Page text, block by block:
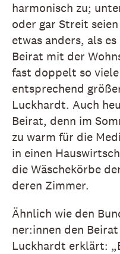
harmonisch zu;
oder gar Streit
etwas anders, als
Beirat mit der
fast doppelt so
entsprechend
Luckhardt. Auch
Beirat, denn im
zu warm für die
in einen
die Wäschekörbe
deren Zimmer.
Ähnlich wie den
ner:innen den
Luckhardt erklärt: